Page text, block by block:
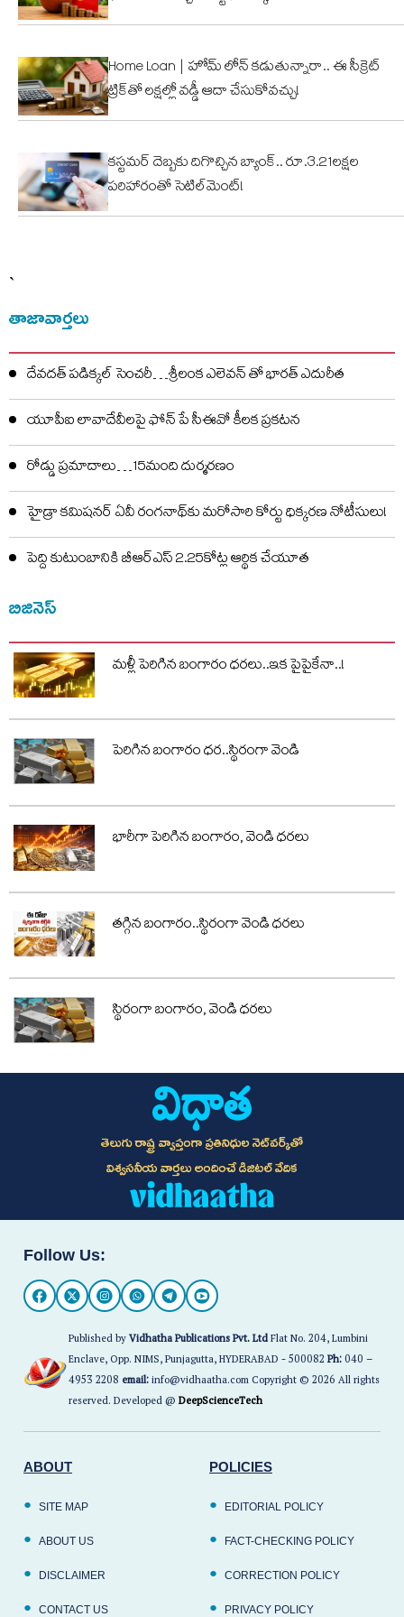
Home Loan | హోమ్ లోన్ కడుతున్నారా.. ఈ సీక్రెట్
ట్రిక్‌తో లక్షల్లో వడ్డీ ఆదా చేసుకోవచ్చు!
కస్టమర్ దెబ్బకు దిగొచ్చిన బ్యాంక్.. రూ.3.21లక్షల
పరిహారంతో సెటిల్‌మెంట్!
`
తాజావార్తలు
దేవదత్ పడిక్కల్‌ సెంచరీ…శ్రీలంక ఎలెవన్ తో భారత్ ఎదురీత
యూపీఐ లావాదేవీలపై ఫోన్ పే సీఈవో కీలక ప్రకటన
రోడ్డు ప్రమాదాలు…15మంది దుర్మరణం
హైడ్రా కమిషనర్ ఏవీ రంగనాథ్‌కు మరోసారి కోర్టు ధిక్కరణ నోటీసులు!
పెద్ది కుటుంబానికి బీఆర్ఎస్ 2.25కోట్ల ఆర్థిక చేయూత
బిజినెస్
మళ్లీ పెరిగిన బంగారం ధరలు..ఇక పైపైకేనా..!
పెరిగిన బంగారం ధర..స్థిరంగా వెండి
భారీగా పెరిగిన బంగారం, వెండి ధరలు
తగ్గిన బంగారం..స్థిరంగా వెండి ధరలు
స్థిరంగా బంగారం, వెండి ధరలు
తెలుగు రాష్ట్ర వ్యాప్తంగా ప్రతినిధుల నెట్‌వర్క్‌తో
విశ్వసనీయ వార్తలు అందించే డిజిటల్ వేదిక
Follow Us:
Published byVidhatha Publications Pvt. LtdFlat No. 204, Lumbini
Enclave, Opp. NIMS, Punjagutta, HYDERABAD - 500082Ph:040 –
4953 2208 email:info@vidhaatha.com Copyright © 2026 All rights
reserved. Developed @DeepScienceTech
ABOUT
SITE MAP
ABOUT US
DISCLAIMER
CONTACT US
POLICIES
EDITORIAL POLICY
FACT-CHECKING POLICY
CORRECTION POLICY
PRIVACY POLICY